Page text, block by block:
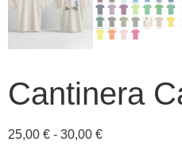
Cantinera
25,00 € - 30,00 €